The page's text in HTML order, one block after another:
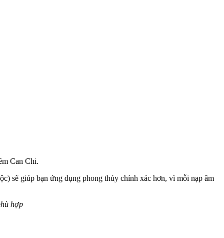
Can Chi.
sẽ giúp bạn ứng dụng phong thủy chính xác hơn, vì mỗi nạp âm
hợp